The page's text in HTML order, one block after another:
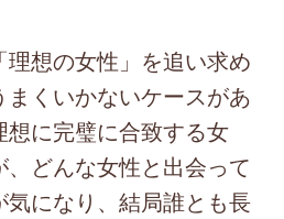
想の女性」を追い求め
くいかないケースがあ
に完璧に合致する女
どんな女性と出会って
気になり、結局誰とも長